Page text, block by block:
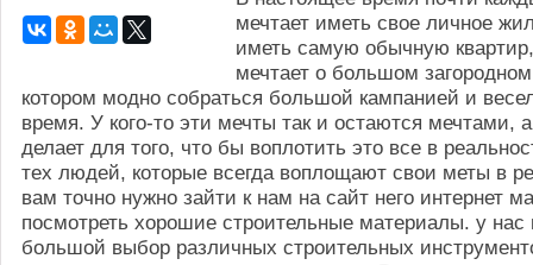
мечтает иметь свое личное
иметь самую обычную
мечтает о большом
котором модно собраться большой кампанией и
время. У кого-то эти мечты так и остаются мечтами, а
делает для того, что бы воплотить это все в
тех людей, которые всегда воплощают свои меты в
вам точно нужно зайти к нам на сайт него интернет
посмотреть хорошие строительные материалы. у нас
большой выбор различных строительных